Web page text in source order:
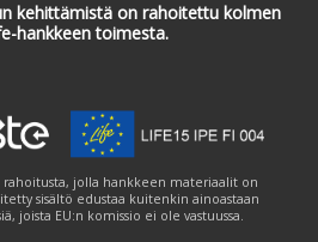
kehittämistä on rahoitettu kolmen
hankkeen toimesta.
rahoitusta, jolla hankkeen materiaalit on
sisältö edustaa kuitenkin ainoastaan
joista EU:n komissio ei ole vastuussa.